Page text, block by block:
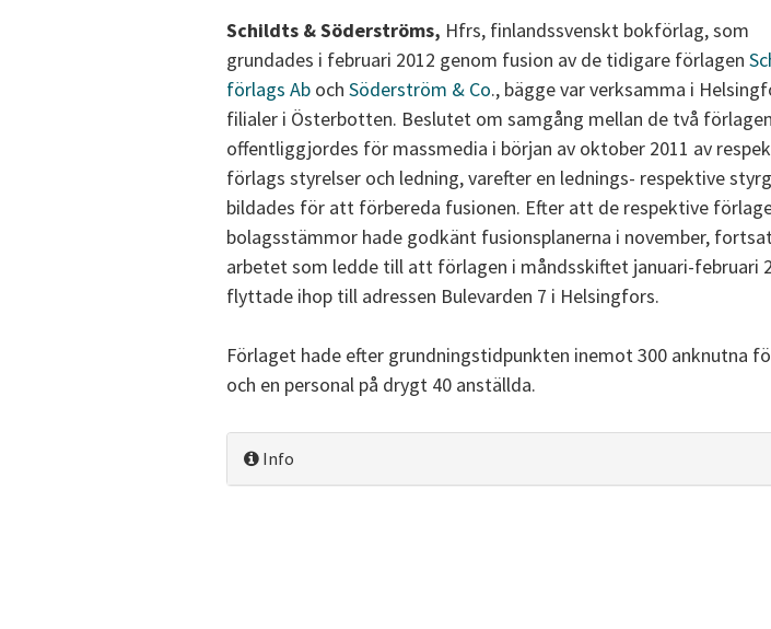
Schildts & Söderströms, Hfrs, finlandssvenskt bokförlag, som
grundades i februari 2012 genom fusion av de tidigare förlagen
förlags Ab och Söderström & Co., bägge var verksamma i
filialer i Österbotten. Beslutet om samgång mellan de två förlagen
offentliggjordes för massmedia i början av oktober 2011 av
förlags styrelser och ledning, varefter en lednings- respektive
bildades för att förbereda fusionen. Efter att de respektive
bolagsstämmor hade godkänt fusionsplanerna i november,
arbetet som ledde till att förlagen i måndsskiftet januari-februari
flyttade ihop till adressen Bulevarden 7 i Helsingfors.
Förlaget hade efter grundningstidpunkten inemot 300 anknutna
och en personal på drygt 40 anställda.
Info